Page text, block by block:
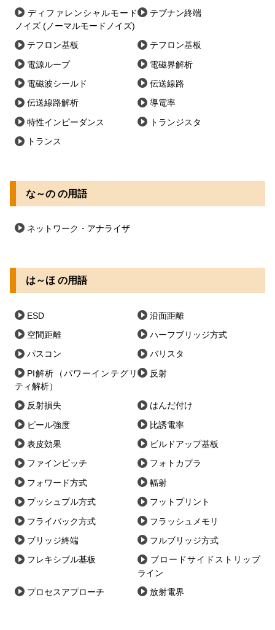
ディファレンシャルモード
ノイズ (ノーマルモードノイズ)
テブナン終端
テフロン基板 テフロン基板
電源ループ 電磁界解析
電磁波シールド 伝送線路
伝送線路解析 導電率
特性インピーダンス トランジスタ
トランス
な～の の用語
ネットワーク・アナライザ
は～ほ の用語
ESD 沿面距離
空間距離 ハーフブリッジ方式
パスコン バリスタ
PI解析（パワーインテグリ
ティ解析）
反射
反射損失 はんだ付け
ピール強度 比誘電率
表皮効果 ビルドアップ基板
ファインピッチ フォトカプラ
フォワード方式 輻射
プッシュプル方式 フットプリント
フライバック方式 フラッシュメモリ
ブリッジ終端 フルブリッジ方式
フレキシブル基板
ブロードサイドストリップ
ライン
プロセスアプローチ 放射電界